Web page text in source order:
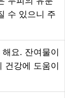
수 있으니 주
요. 잔여물이
건강에 도움이